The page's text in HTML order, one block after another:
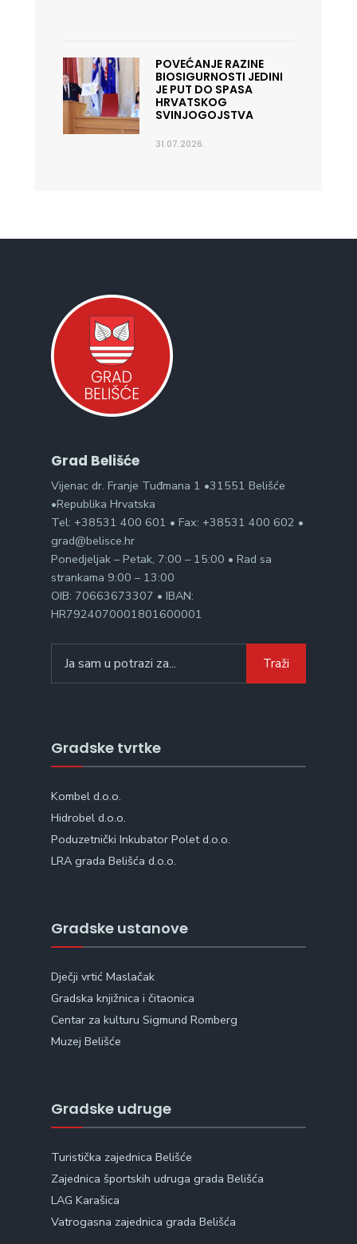
POVEĆANJE RAZINE
BIOSIGURNOSTI JEDINI
JE PUT DO SPASA
HRVATSKOG
SVINJOGOJSTVA
31.07.2026.
Grad Belišće
Vijenac dr. Franje Tuđmana 1 •31551 Belišće
•Republika Hrvatska
Tel: +38531 400 601 • Fax: +38531 400 602 •
grad@belisce.hr
Ponedjeljak – Petak, 7:00 – 15:00 • Rad sa
strankama 9:00 – 13:00
OIB: 70663673307 • IBAN:
HR7924070001801600001
for:
Traži
Gradske tvrtke
Kombel d.o.o.
Hidrobel d.o.o.
Poduzetnički Inkubator Polet d.o.o.
LRA grada Belišća d.o.o.
Gradske ustanove
Dječji vrtić Maslačak
Gradska knjižnica i čitaonica
Centar za kulturu Sigmund Romberg
Muzej Belišće
Gradske udruge
Turistička zajednica Belišće
Zajednica športskih udruga grada Belišća
LAG Karašica
Vatrogasna zajednica grada Belišća